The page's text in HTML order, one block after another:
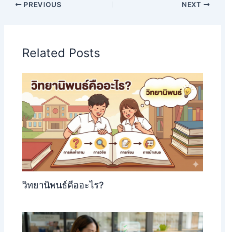
PREVIOUS NEXT
Related Posts
วิทยานิพนธ์คืออะไร?